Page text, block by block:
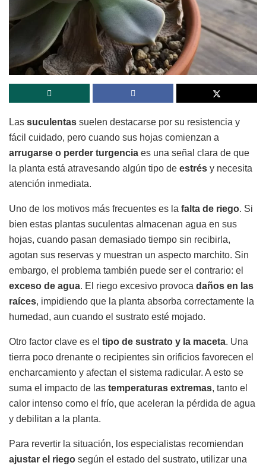
Las suculentas suelen destacarse por su resistencia y
fácil cuidado, pero cuando sus hojas comienzan a
arrugarse o perder turgencia es una señal clara de que
la planta está atravesando algún tipo de estrés y necesita
atención inmediata.
Uno de los motivos más frecuentes es la falta de riego. Si
bien estas plantas suculentas almacenan agua en sus
hojas, cuando pasan demasiado tiempo sin recibirla,
agotan sus reservas y muestran un aspecto marchito. Sin
embargo, el problema también puede ser el contrario: el
exceso de agua. El riego excesivo provoca daños en las
raíces, impidiendo que la planta absorba correctamente la
humedad, aun cuando el sustrato esté mojado.
Otro factor clave es el tipo de sustrato y la maceta. Una
tierra poco drenante o recipientes sin orificios favorecen el
encharcamiento y afectan el sistema radicular. A esto se
suma el impacto de las temperaturas extremas, tanto el
calor intenso como el frío, que aceleran la pérdida de agua
y debilitan a la planta.
Para revertir la situación, los especialistas recomiendan
ajustar el riego según el estado del sustrato, utilizar una